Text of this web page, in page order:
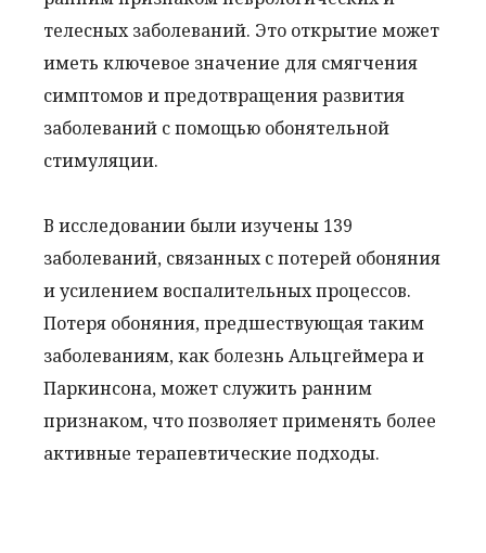
телесных заболеваний. Это открытие может
иметь ключевое значение для смягчения
симптомов и предотвращения развития
заболеваний с помощью обонятельной
стимуляции.
В исследовании были изучены 139
заболеваний, связанных с потерей обоняния
и усилением воспалительных процессов.
Потеря обоняния, предшествующая таким
заболеваниям, как болезнь Альцгеймера и
Паркинсона, может служить ранним
признаком, что позволяет применять более
активные терапевтические подходы.